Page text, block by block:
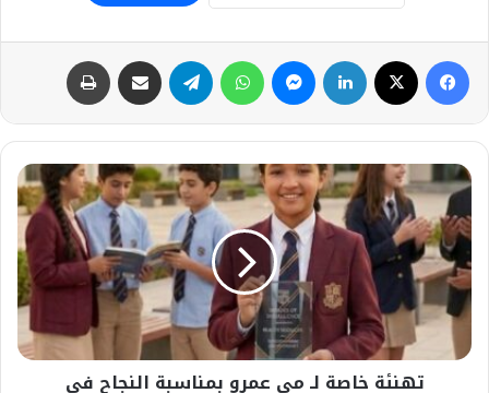
فيسبوك لينكدإن ماسنجر واتساب تيلقرام مشاركة عبر البريد
تهنئة
خاصة
لـ
مي
عمرو
بمناسبة
النجاح
الشهادة
الإعداديةتهنئة خاصة لـ مي عمرو بمناسبة النجاح في